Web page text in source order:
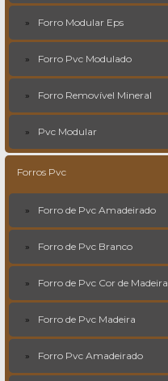
Forro Modular Eps
Forro Pvc Modulado
Forro Removível Mineral
Pvc Modular
Forros Pvc
Forro de Pvc Amadeirado
Forro de Pvc Branco
Forro de Pvc Cor de Madeira
Forro de Pvc Madeira
Forro Pvc Amadeirado